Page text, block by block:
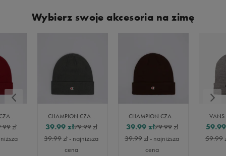
Wybierz swoje akcesoria na zimę
CHAMPION CZAPKA BEANIE
zł
CHAMPION CZAPKA BEANIE
79.99zł
39.99 zł
39.99zł- najniższa
cena
CHAMPION CZAPKA BEANIE
79.99zł
39.99 zł
39.99zł- najniższa
cena
59.99
59.99